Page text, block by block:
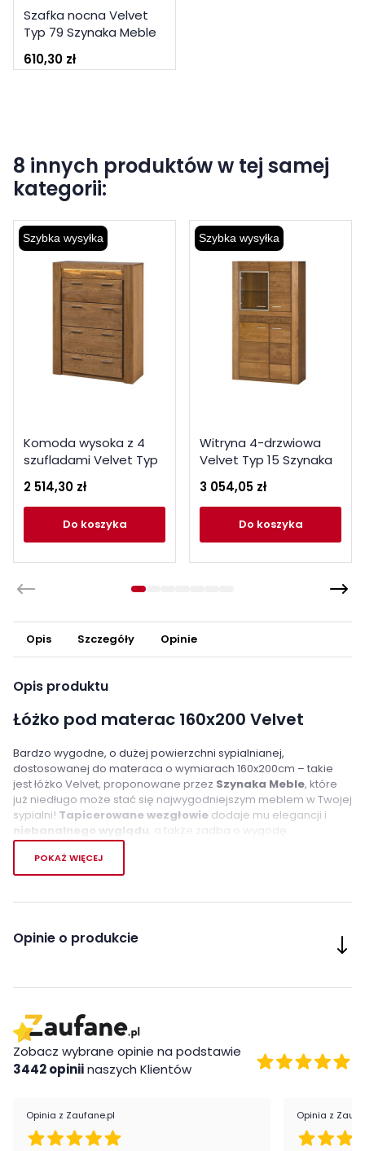
Szafka nocna Velvet
Typ 79 Szynaka Meble
610,30 zł
8 innych produktów w tej samej
kategorii:
Szybka wysyłka
Komoda wysoka z 4
szufladami Velvet Typ
Kolekcja Velvet
2 514,30 zł
do koszyka
Szybka wysyłka
Witryna 4-drzwiowa
Velvet Typ 15 Szynaka
3 054,05 zł
do koszyka
Opis Szczegóły Opinie
Opis produktu
Łóżko pod materac 160x200 Velvet
Bardzo wygodne, o dużej powierzchni sypialnianej,
dostosowanej do materaca o wymiarach 160x200cm – takie
jest łóżko Velvet, proponowane przez Szynaka Meble, które
już niedługo może stać się najwygodniejszym meblem w Twojej
sypialni! Tapicerowane wezgłowie dodaje mu elegancji i
niebanalnego wyglądu , a także zadba o wygodę
Domowników.
Łóżko jest wykonane
indywidualnych potrzeb wnętrza. Materac oraz stelaż do
Cechy charakterystyczne
tapicerowane wezgłowie
wykorzystanie naturalnych materiałów
nowoczesna stylizacja
Wykonanie
płyta fornirowana
lite drewno
POKAŻ WIĘCEJ
Opinie o produkcie
Zobacz wybrane opinie na podstawie
3442 opiniinaszych Klientów
Opinia z Zaufane.pl Opinia z